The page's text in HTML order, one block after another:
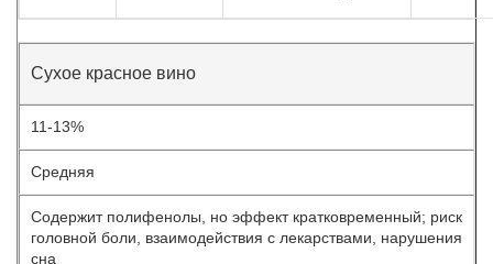
Сухое красное вино
11-13%
Средняя
Содержит полифенолы, но эффект кратковременный; риск
головной боли, взаимодействия с лекарствами, нарушения
сна